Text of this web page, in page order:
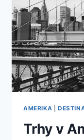
AMERIKA
Trhy v